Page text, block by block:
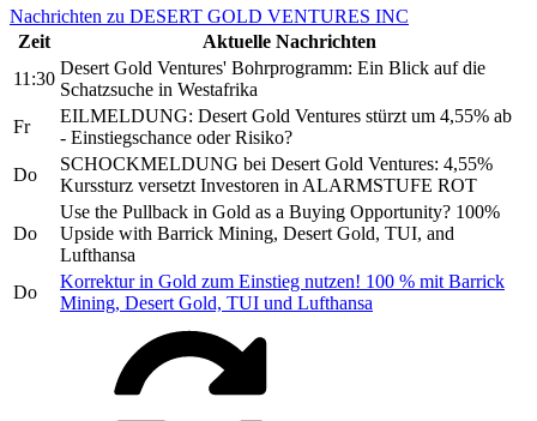
Nachrichten zu DESERT GOLD VENTURES INC
Zeit
Aktuelle Nachrichten
11:30
Desert Gold Ventures' Bohrprogramm: Ein Blick auf die
Schatzsuche in Westafrika
Fr
EILMELDUNG: Desert Gold Ventures stürzt um 4,55% ab
- Einstiegschance oder Risiko?
Do
SCHOCKMELDUNG bei Desert Gold Ventures: 4,55%
Kurssturz versetzt Investoren in ALARMSTUFE ROT
Do
Use the Pullback in Gold as a Buying Opportunity? 100%
Upside with Barrick Mining, Desert Gold, TUI, and
Lufthansa
Do
Korrektur in Gold zum Einstieg nutzen! 100 % mit Barrick
Mining, Desert Gold, TUI und Lufthansa